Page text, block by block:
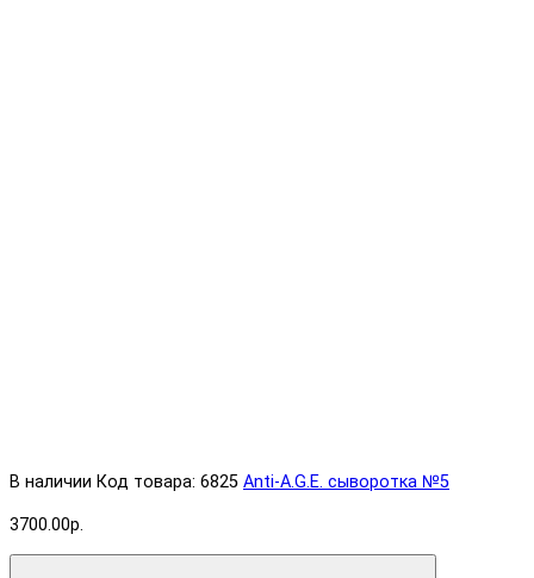
В наличии Код товара: 6825 Anti-A.G.E. cыворотка №5
3700.00р.